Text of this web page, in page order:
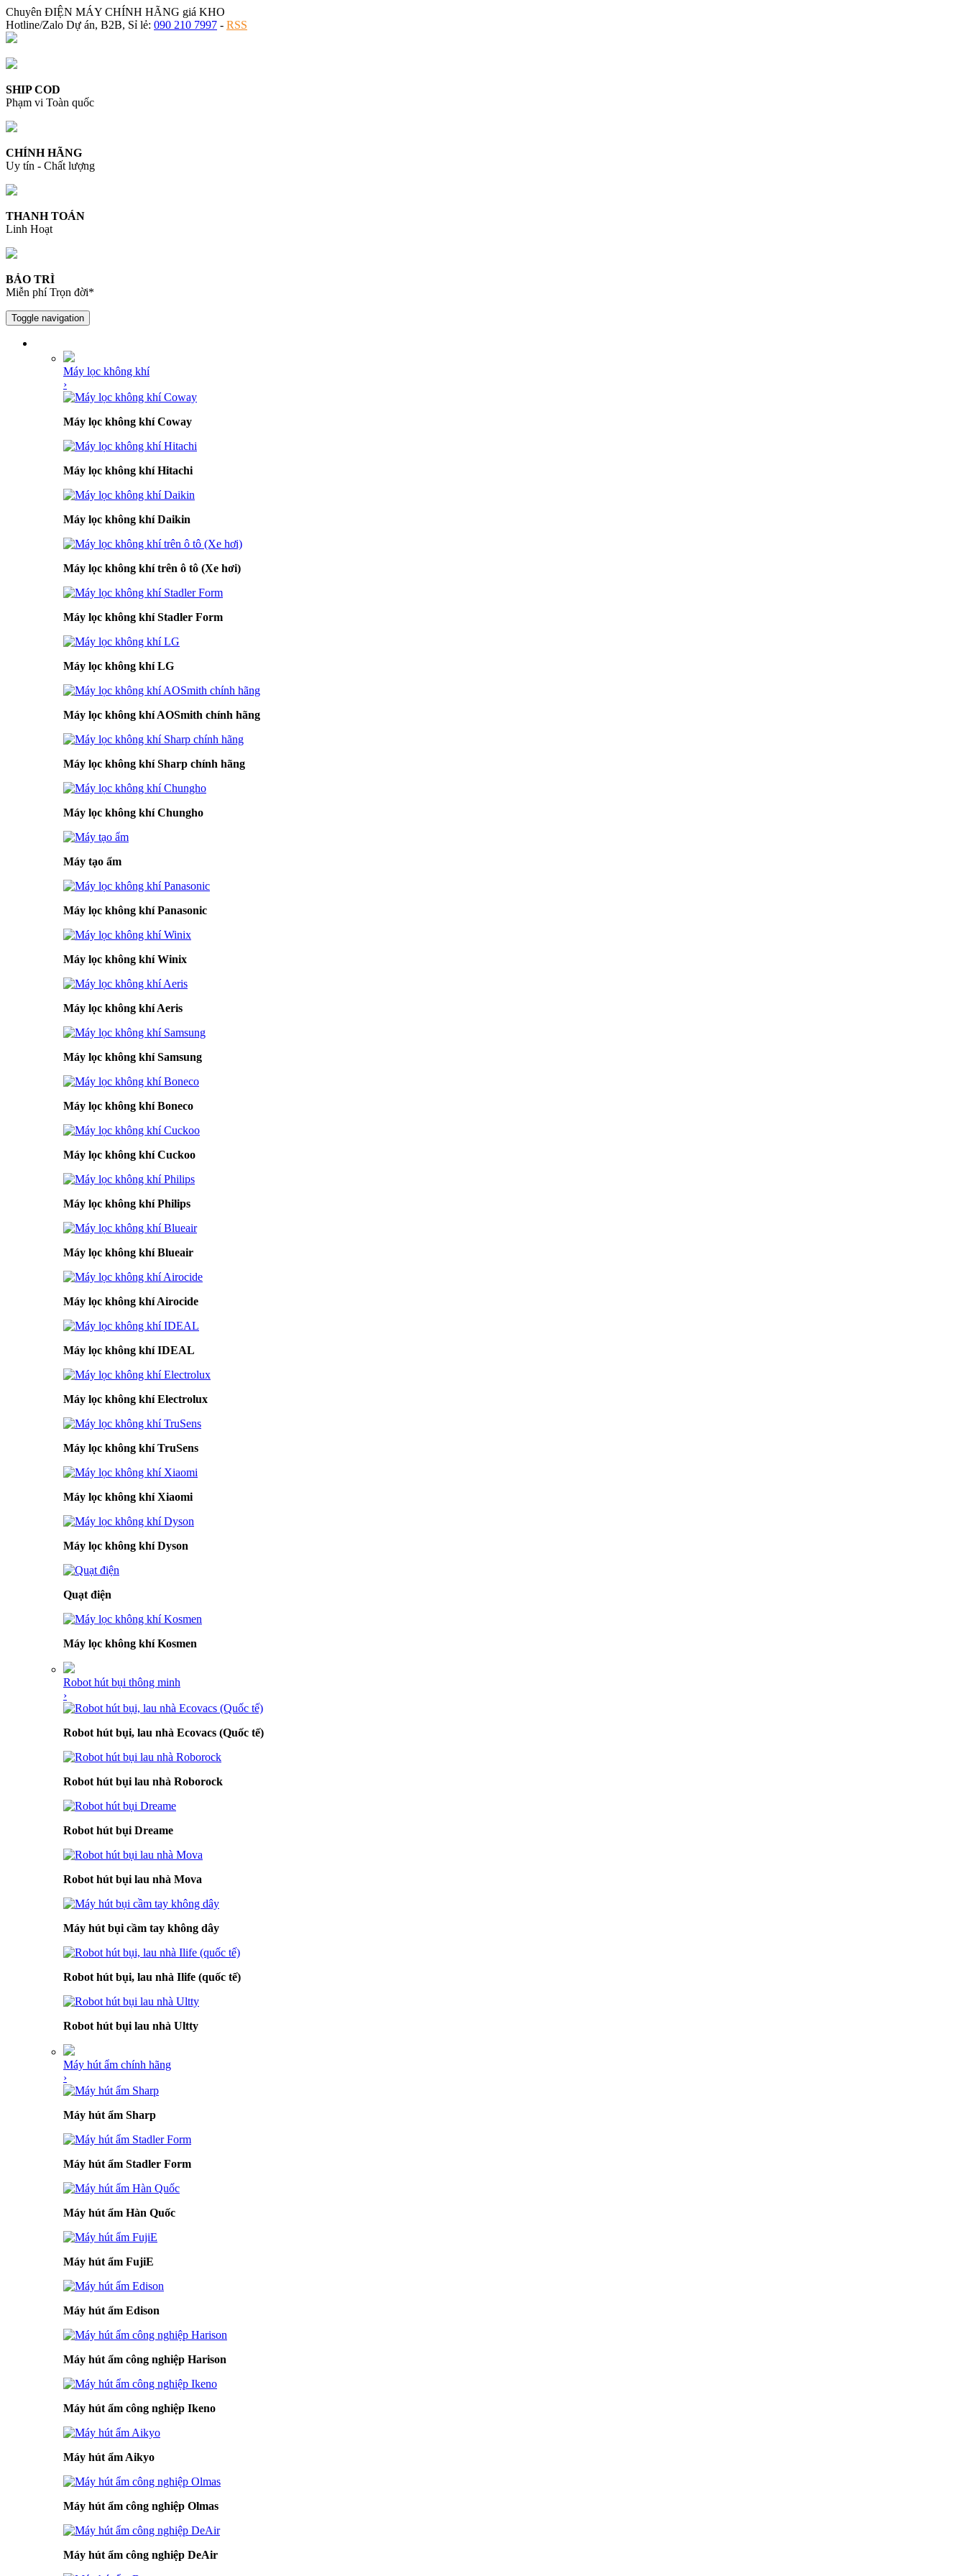
Chuyên ĐIỆN MÁY CHÍNH HÃNG giá KHO
Hotline/Zalo Dự án, B2B, Sỉ lẻ: 090 210 7997 - RSS
SHIP COD
Phạm vi Toàn quốc
CHÍNH HÃNG
Uy tín - Chất lượng
THANH TOÁN
Linh Hoạt
BẢO TRÌ
Miễn phí Trọn đời*
Toggle navigation
Máy lọc không khí
›
Máy lọc không khí Coway
Máy lọc không khí Hitachi
Máy lọc không khí Daikin
Máy lọc không khí trên ô tô (Xe hơi)
Máy lọc không khí Stadler Form
Máy lọc không khí LG
Máy lọc không khí AOSmith chính hãng
Máy lọc không khí Sharp chính hãng
Máy lọc không khí Chungho
Máy tạo ẩm
Máy lọc không khí Panasonic
Máy lọc không khí Winix
Máy lọc không khí Aeris
Máy lọc không khí Samsung
Máy lọc không khí Boneco
Máy lọc không khí Cuckoo
Máy lọc không khí Philips
Máy lọc không khí Blueair
Máy lọc không khí Airocide
Máy lọc không khí IDEAL
Máy lọc không khí Electrolux
Máy lọc không khí TruSens
Máy lọc không khí Xiaomi
Máy lọc không khí Dyson
Quạt điện
Máy lọc không khí Kosmen
Robot hút bụi thông minh
›
Robot hút bụi, lau nhà Ecovacs (Quốc tế)
Robot hút bụi lau nhà Roborock
Robot hút bụi Dreame
Robot hút bụi lau nhà Mova
Máy hút bụi cầm tay không dây
Robot hút bụi, lau nhà Ilife (quốc tế)
Robot hút bụi lau nhà Ultty
Máy hút ẩm chính hãng
›
Máy hút ẩm Sharp
Máy hút ẩm Stadler Form
Máy hút ẩm Hàn Quốc
Máy hút ẩm FujiE
Máy hút ẩm Edison
Máy hút ẩm công nghiệp Harison
Máy hút ẩm công nghiệp Ikeno
Máy hút ẩm Aikyo
Máy hút ẩm công nghiệp Olmas
Máy hút ẩm công nghiệp DeAir